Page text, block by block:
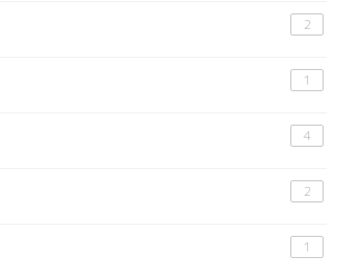
2
1
4
2
1